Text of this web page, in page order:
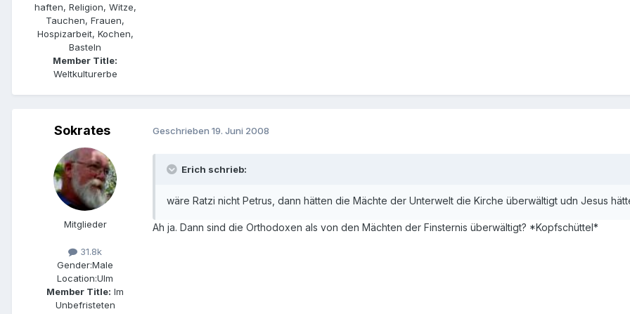
haften, Religion, Witze,
Tauchen, Frauen,
Hospizarbeit, Kochen,
Basteln
Member Title:
Weltkulturerbe
Sokrates
Mitglieder
31.8k
Gender:Male
Location:Ulm
Member Title: Im
Unbefristeten
Geschrieben 19. Juni 2008
Erich schrieb:
wäre Ratzi nicht Petrus, dann hätten die Mächte der Unterwelt die Kirche überwältigt udn Jesus
Ah ja. Dann sind die Orthodoxen als von den Mächten der Finsternis überwältigt? *Kopfschüttel*